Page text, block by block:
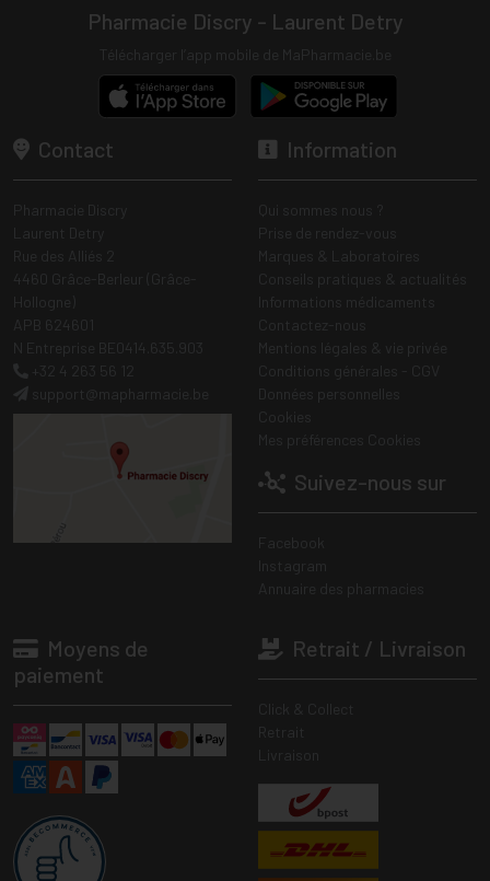
Pharmacie Discry - Laurent Detry
Contact Information
Suivez-nous sur
Moyens de
paiement
Retrait / Livraison